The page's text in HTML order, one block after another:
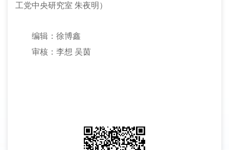
工党中央研究室 朱夜明）
编辑：徐博鑫
审核：李想 吴茵